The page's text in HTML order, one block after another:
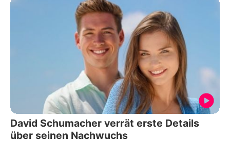
David Schumacher verrät erste Details
über seinen Nachwuchs